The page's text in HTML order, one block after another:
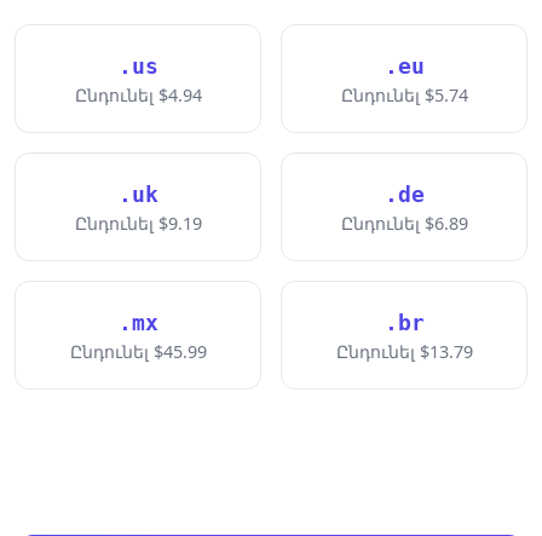
.us
Ընդունել $4.94
.eu
Ընդունել $5.74
.uk
Ընդունել $9.19
.de
Ընդունել $6.89
.mx
Ընդունել $45.99
.br
Ընդունել $13.79